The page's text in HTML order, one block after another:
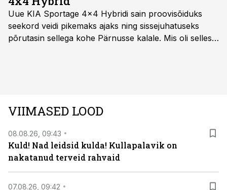
Uue KIA Sportage 4x4 Hybridi sain proovisõiduks
seekord veidi pikemaks ajaks ning sissejuhatuseks
põrutasin sellega kohe Pärnusse kalale. Mis oli selles
VIIMASED LOOD
08.08.26, 09:43
Kuld! Nad leidsid kulda! Kullapalavik on
nakatanud terveid rahvaid
07.08.26, 09:42